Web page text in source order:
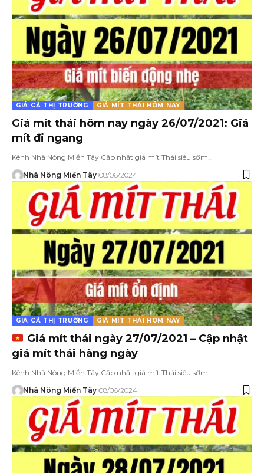
GIÁ CẢ THỊ TRƯỜNG GIÁ MÍT THÁI HÔM NAY
Giá mít thái hôm nay ngày 26/07/2021: Giá
mít đi ngang
Kênh Nhà Nông Miền Tây Cập nhật giá mít Thái siêu sớm…
Nhà Nông Miền Tây 08/06/2024
GIÁ CẢ THỊ TRƯỜNG GIÁ MÍT THÁI HÔM NAY
Giá mít thái ngày 27/07/2021 – Cập nhật
giá mít thái hàng ngày
Kênh Nhà Nông Miền Tây Cập nhật giá mít Thái siêu sớm…
Nhà Nông Miền Tây 08/06/2024